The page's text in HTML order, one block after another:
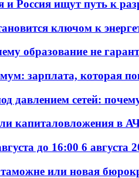
Россия ищут путь к
ключом к
образование не
зарплата, которая
давлением сетей:
капиталовложения в
до 16:00 6 августа
или новая